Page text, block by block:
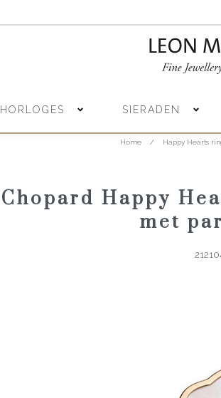
HORLOGES SIERADEN
Home / Happy Hearts
Chopard Happy
met